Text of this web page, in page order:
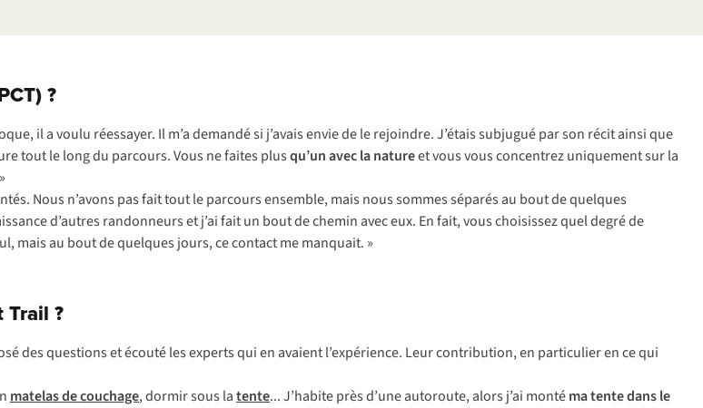
?
il a voulu réessayer. Il m’a demandé si j’avais envie de le rejoindre. J’étais subjugué par son récit ainsi que
tout le long du parcours. Vous ne faites plusqu’un avec la natureet vous vous concentrez uniquement sur la
Nous n’avons pas fait tout le parcours ensemble, mais nous sommes séparés au bout de quelques
d’autres randonneurs et j’ai fait un bout de chemin avec eux. En fait, vous choisissez quel degré de
mais au bout de quelques jours, ce contact me manquait. »
Trail ?
desquestionsetécoutélesexpertsquien avaientl’expérience. Leurcontribution,en particulieren cequi
matelasdecouchage,dormirsous latente...J’habiteprèsd’uneautoroute,alors j’ai montématentedansle